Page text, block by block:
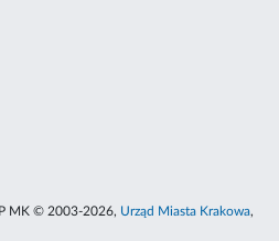
MK © 2003-2026, Urząd Miasta Krakowa,